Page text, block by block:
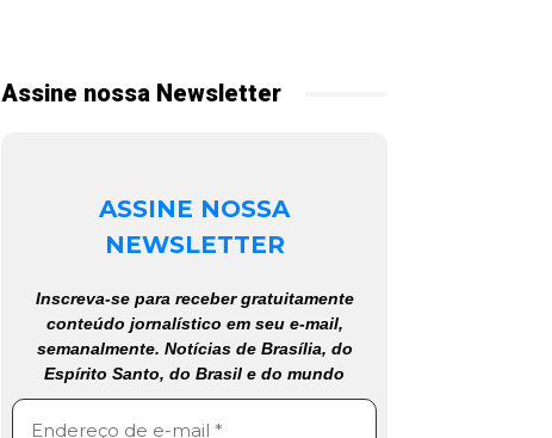
Assine nossa Newsletter
ASSINE NOSSA
NEWSLETTER
Inscreva-se para receber gratuitamente
conteúdo jornalístico em seu e-mail,
semanalmente. Notícias de Brasília, do
Espírito Santo, do Brasil e do mundo